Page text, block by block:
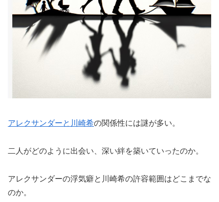
アレクサンダーと川崎希の関係性には謎が多い。
二人がどのように出会い、深い絆を築いていったのか。
アレクサンダーの浮気癖と川崎希の許容範囲はどこまでな
のか。